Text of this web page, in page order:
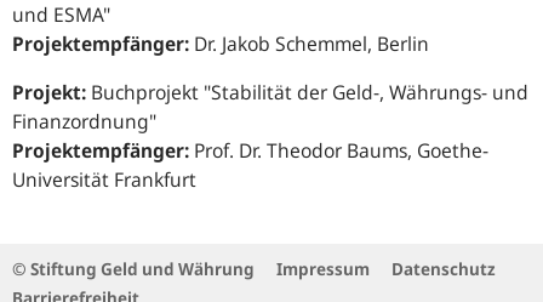
und ESMA"
Projektempfänger: Dr. Jakob Schemmel, Berlin
Projekt: Buchprojekt "Stabilität der Geld-, Währungs- und
Finanzordnung"
Projektempfänger: Prof. Dr. Theodor Baums, Goethe-
Universität Frankfurt
© Stiftung Geld und Währung Impressum
Datenschutz